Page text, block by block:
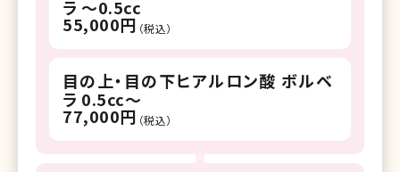
ラ ～0.5cc
55,000円 （税込）
目の上・目の下ヒアルロン酸 ボルベ
ラ 0.5cc～
77,000円 （税込）